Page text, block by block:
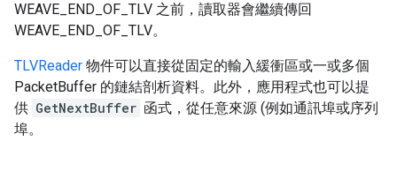
WEAVE_END_OF_TLV 之前，讀取器會繼續傳回
WEAVE_END_OF_TLV。
TLVReader 物件可以直接從固定的輸入緩衝區或一或多個
PacketBuffer 的鏈結剖析資料。此外，應用程式也可以提
供 GetNextBuffer 函式，從任意來源 (例如通訊埠或序列
埠。